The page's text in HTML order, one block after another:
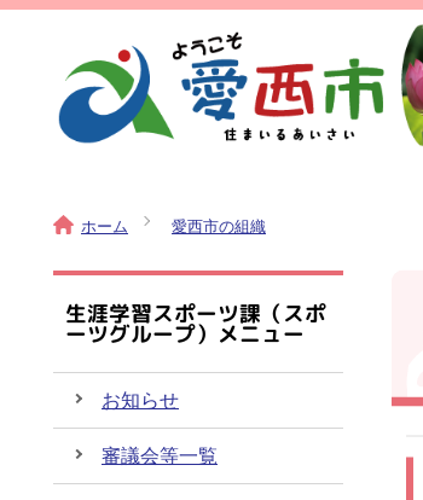
ホーム 愛西市の組織
生涯学習スポーツ課（スポ
ーツグループ）メニュー
お知らせ
審議会等一覧